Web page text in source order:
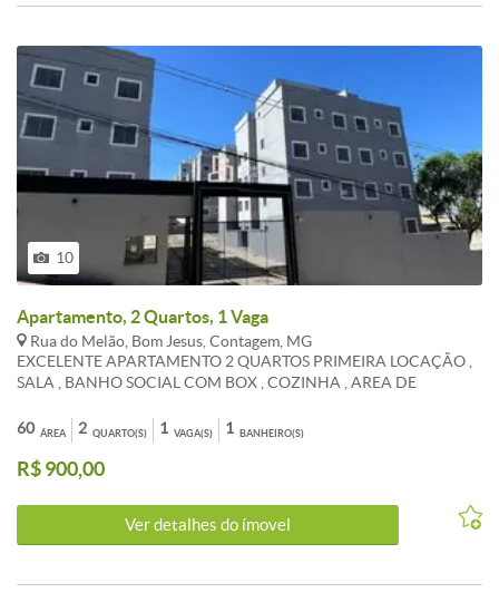
10
Apartamento, 2 Quartos, 1 Vaga
Rua do Melão, Bom Jesus, Contagem, MG
EXCELENTE APARTAMENTO 2 QUARTOS PRIMEIRA LOCAÇÃO ,
SALA , BANHO SOCIAL COM BOX , COZINHA , AREA DE
BOM JESUS
ÁREA
60 QUARTO(S)
2 VAGA(S)
1 BANHEIRO(S)
1
R$ 900,00
Ver detalhes do ímovel